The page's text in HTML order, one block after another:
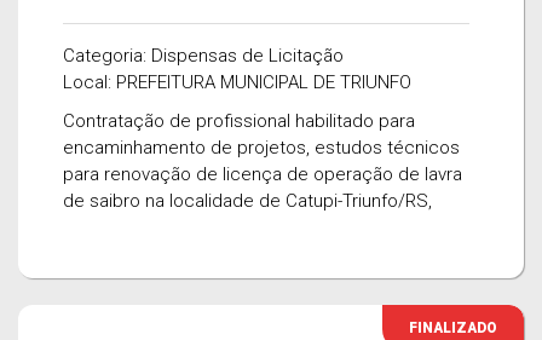
Categoria: Dispensas de Licitação
Local: PREFEITURA MUNICIPAL DE TRIUNFO
Contratação de profissional habilitado para
encaminhamento de projetos, estudos técnicos
para renovação de licença de operação de lavra
de saibro na localidade de Catupi-Triunfo/RS,
FINALIZADO